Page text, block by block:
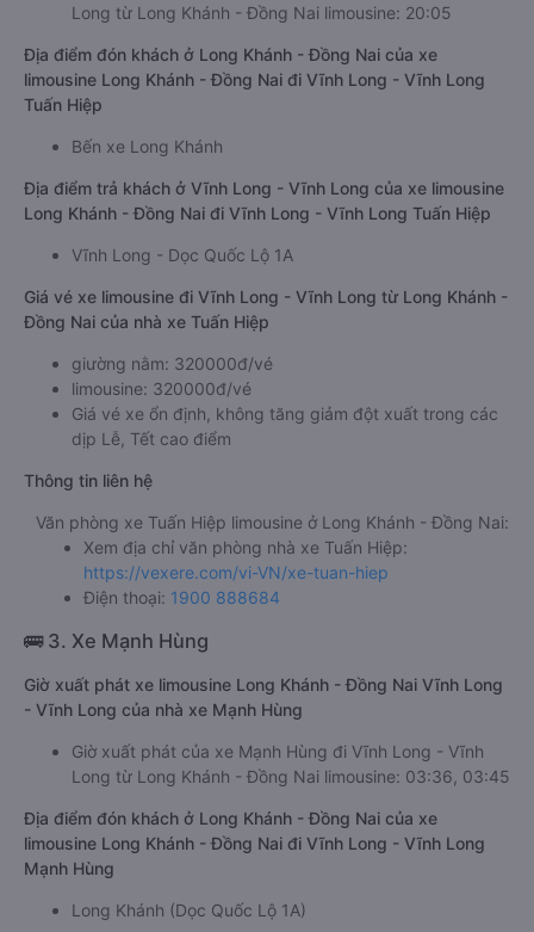
Long từ Long Khánh - Đồng Nai limousine: 20:05
Địa điểm đón khách ở Long Khánh - Đồng Nai của xe
limousine Long Khánh - Đồng Nai đi Vĩnh Long - Vĩnh Long
Tuấn Hiệp
Bến xe Long Khánh
Địa điểm trả khách ở Vĩnh Long - Vĩnh Long của xe limousine
Long Khánh - Đồng Nai đi Vĩnh Long - Vĩnh Long Tuấn Hiệp
Vĩnh Long - Dọc Quốc Lộ 1A
Giá vé xe limousine đi Vĩnh Long - Vĩnh Long từ Long Khánh -
Đồng Nai của nhà xe Tuấn Hiệp
giường nằm: 320000đ/vé
limousine: 320000đ/vé
Giá vé xe ổn định, không tăng giảm đột xuất trong các
dịp Lễ, Tết cao điểm
Thông tin liên hệ
Văn phòng xe Tuấn Hiệp limousine ở Long Khánh - Đồng Nai:
Xem địa chỉ văn phòng nhà xe Tuấn Hiệp:
https://vexere.com/vi-VN/xe-tuan-hiep
Điện thoại: 1900 888684
🚌 3. Xe Mạnh Hùng
Giờ xuất phát xe limousine Long Khánh - Đồng Nai Vĩnh Long
- Vĩnh Long của nhà xe Mạnh Hùng
Giờ xuất phát của xe Mạnh Hùng đi Vĩnh Long - Vĩnh
Long từ Long Khánh - Đồng Nai limousine: 03:36, 03:45
Địa điểm đón khách ở Long Khánh - Đồng Nai của xe
limousine Long Khánh - Đồng Nai đi Vĩnh Long - Vĩnh Long
Mạnh Hùng
Long Khánh (Dọc Quốc Lộ 1A)